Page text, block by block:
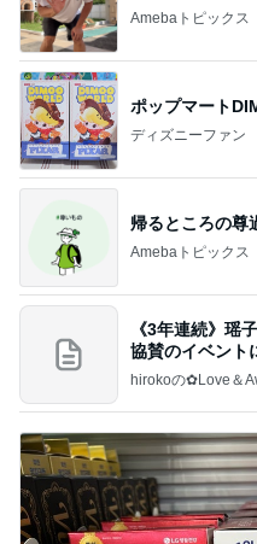
Amebaトピックス
ポップマート
ディズニーファン
帰るところの尊
Amebaトピックス
《3年連続》瑶
協賛のイベント
すぎ
hirokoの✿Love＆